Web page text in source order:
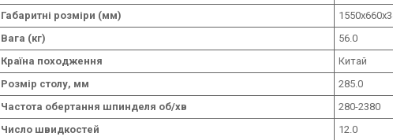
Габаритні розміри (мм)
Вага (кг)
56.0
Країна походження
Китай
Розмір столу, мм
285.0
Частота обертання шпинделя об/хв
280-2380
Число швидкостей
12.0